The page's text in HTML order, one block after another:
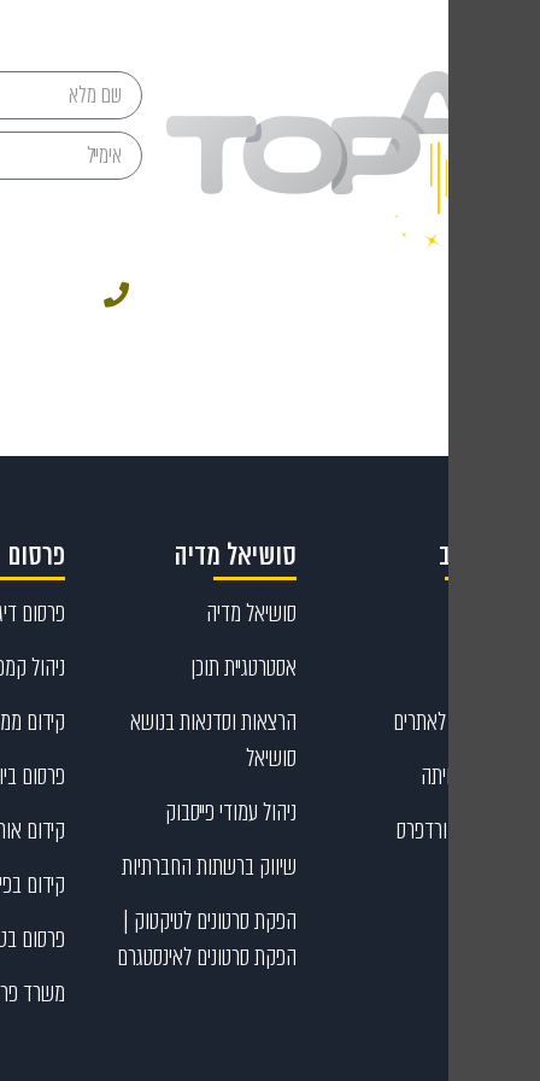
קריאייטיב
כתיבת תוכן לאתרים
בניית דפי נחיתה
בניית אתרי וורדפרס
סושיאל מדיה
סושיאל מדיה
אסטרטגיית תוכן
הרצאות וסדנאות בנושא
סושיאל
ניהול עמודי פייסבוק
שיווק ברשתות החברתיות
הפקת סרטונים לטיקטוק |
הפקת סרטונים לאינסטגרם
פרסום
פרסום
ניהול
קידום
פרסום
קידום
קידום
פרסום
משרד